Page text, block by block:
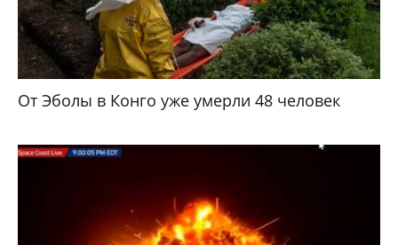
От Эболы в Конго уже умерли 48 человек